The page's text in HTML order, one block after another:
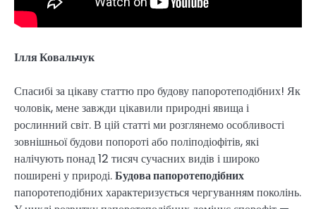
Ілля Ковальчук
Спасибі за цікаву статтю про будову папоротеподібних! Як
чоловік, мене завжди цікавили природні явища і
рослинний світ. В цій статті ми розглянемо особливості
зовнішньої будови попороті або поліподіофітів, які
налічують понад 12 тисяч сучасних видів і широко
поширені у природі.Будова папоротеподібних
папоротеподібних характеризується чергуванням поколінь.